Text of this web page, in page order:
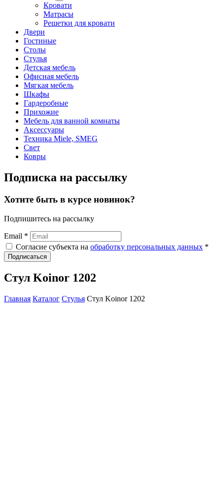
Кровати
Матрасы
Решетки для кровати
Двери
Гостиные
Столы
Стулья
Детская мебель
Офисная мебель
Мягкая мебель
Шкафы
Гардеробные
Прихожие
Мебель для ванной комнаты
Аксессуары
Техника Miele, SMEG
Свет
Ковры
Подписка на рассылку
Хотите быть в курсе новинок?
Подпишитесь на рассылку
Email *
Согласие субъекта на обработку персональных данных *
Подписаться
Стул Koinor 1202
Главная Каталог Стулья Стул Koinor 1202